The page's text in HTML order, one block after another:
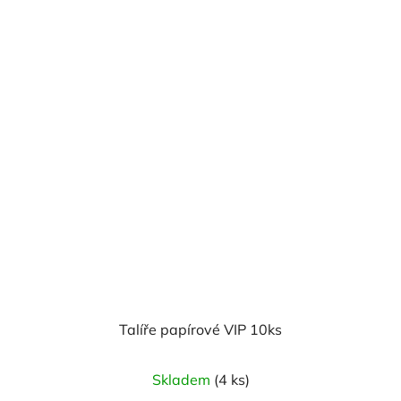
Talíře papírové VIP 10ks
Skladem (4 ks)